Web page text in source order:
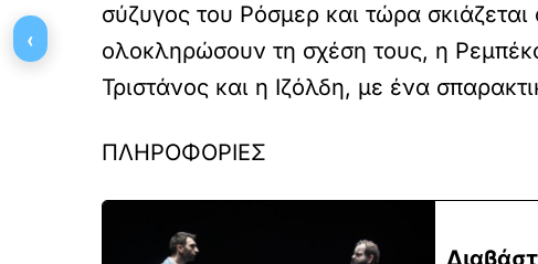
σύζυγος του Ρόσμερ και τώρα
ολοκληρώσουν τη σχέση τους, η
Τριστάνος και η Ιζόλδη, με ένα
ΠΛΗΡΟΦΟΡΙΕΣ
‹